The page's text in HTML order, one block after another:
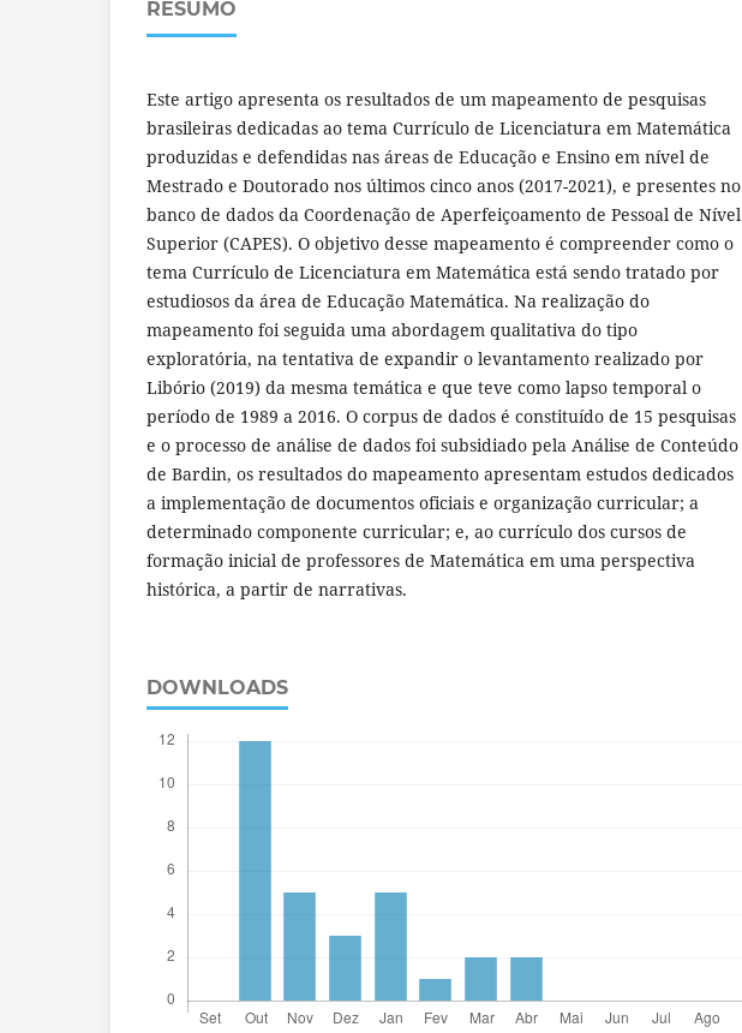
RESUMO
Este artigo apresenta os resultados de um mapeamento de pesquisas
brasileiras dedicadas ao tema Currículo de Licenciatura em Matemática
produzidas e defendidas nas áreas de Educação e Ensino em nível de
Mestrado e Doutorado nos últimos cinco anos (2017-2021), e presentes no
banco de dados da Coordenação de Aperfeiçoamento de Pessoal de Nível
Superior (CAPES). O objetivo desse mapeamento é compreender como o
tema Currículo de Licenciatura em Matemática está sendo tratado por
estudiosos da área de Educação Matemática. Na realização do
mapeamento foi seguida uma abordagem qualitativa do tipo
exploratória, na tentativa de expandir o levantamento realizado por
Libório (2019) da mesma temática e que teve como lapso temporal o
período de 1989 a 2016. O corpus de dados é constituído de 15 pesquisas
e o processo de análise de dados foi subsidiado pela Análise de Conteúdo
de Bardin, os resultados do mapeamento apresentam estudos dedicados
a implementação de documentos oficiais e organização curricular; a
determinado componente curricular; e, ao currículo dos cursos de
formação inicial de professores de Matemática em uma perspectiva
histórica, a partir de narrativas.
DOWNLOADS